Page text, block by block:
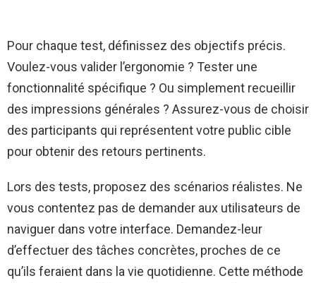
Pour chaque test, définissez des objectifs précis.
Voulez-vous valider l’ergonomie ? Tester une
fonctionnalité spécifique ? Ou simplement recueillir
des impressions générales ? Assurez-vous de choisir
des participants qui représentent votre public cible
pour obtenir des retours pertinents.
Lors des tests, proposez des scénarios réalistes. Ne
vous contentez pas de demander aux utilisateurs de
naviguer dans votre interface. Demandez-leur
d’effectuer des tâches concrètes, proches de ce
qu’ils feraient dans la vie quotidienne. Cette méthode